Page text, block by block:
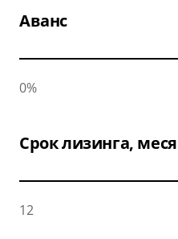
Аванс
0%
Срок лизинга,
12